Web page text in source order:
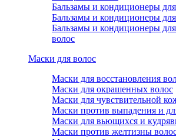
Бальзамы и кондиционеры
Бальзамы и кондиционеры
Бальзамы и кондиционеры
волос
Маски для волос
Маски для восстановления
Маски для окрашенных волос
Маски для чувствительной
Маски против выпадения и
Маски для вьющихся и
Маски против желтизны